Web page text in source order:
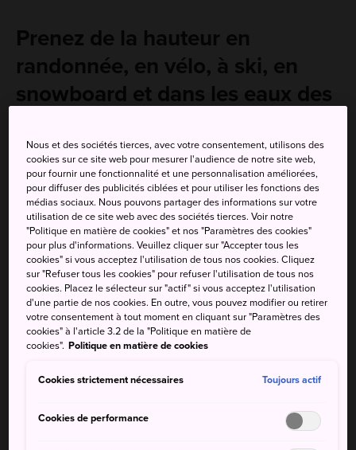
Prenez de la hauteur en
randonnée, en vélo, à ski, en
snowboard et dans les eaux des
Les amateurs de sports de plein air recommandent les
hauts plateaux de Hiruzen-Kogen pour faire du trekking,
du camping et du cyclisme pendant les mois les plus
chauds, et du ski et du snowboard les mois plus froids. À
la frontière entreTottori etOkayama
, la région de
Hiruzen est connue pour ses trails en montagne.
Si vous êtes simplement à la recherche d'air pur, d'un
environnement sain, de beaux paysages, de bonne chère
et de détente, Hiruzen vous propose des randonnées à
cheval, des sources thermales, une ferme laitière, un parc
Nous et des sociétés tierces, avec votre consentement, utilisons des
cookies sur ce site web pour mesurer l'audience de notre site web,
pour fournir une fonctionnalité et une personnalisation améliorées,
pour diffuser des publicités ciblées et pour utiliser les fonctions des
médias sociaux. Nous pouvons partager des informations sur votre
utilisation de ce site web avec des sociétés tierces. Voir notre
"Politique en matière de cookies" et nos "Paramètres des cookies"
pour plus d'informations. Veuillez cliquer sur "Accepter tous les
cookies" si vous acceptez l'utilisation de tous nos cookies. Cliquez
sur "Refuser tous les cookies" pour refuser l'utilisation de tous nos
cookies. Placez le sélecteur sur "actif" si vous acceptez l'utilisation
d'une partie de nos cookies. En outre, vous pouvez modifier ou retirer
votre consentement à tout moment en cliquant sur "Paramètres des
cookies" à l'article 3.2 de la "Politique en matière de
cookies". Politique en matière de cookies
Cookies strictement nécessaires Toujours actif
Cookies de performance